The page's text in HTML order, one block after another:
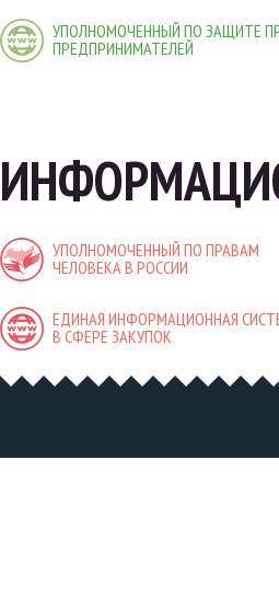
УПОЛНОМОЧЕННЫЙ ПО ЗАЩИТЕ
ПРЕДПРИНИМАТЕЛЕЙ
УПОЛНОМОЧЕННЫЙ ПО ПРАВАМ
ЧЕЛОВЕКА В РОССИИ
ЕДИНАЯ ИНФОРМАЦИОННАЯ
В СФЕРЕ ЗАКУПОК